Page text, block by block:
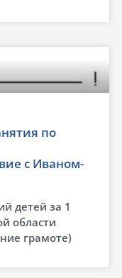
по
с Иваном-
детей за 1
области
грамоте)